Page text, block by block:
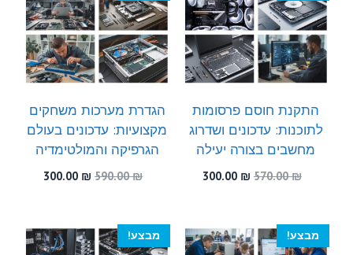
התקנת חוסם פרסומות
לתוכנות: עדכונים ושדרוג
מחשבים בצורה יעילה
570.00₪
המחיר
570.00 ₪.
300.00 ₪
300.00 ₪.
הגדרת מערכות משחקים
מקצועיות: עדכונים בעולם
הגרפיקה והמולטימדיה
590.00₪
המחיר
590.00 ₪.
300.00 ₪
המחיר
300.00 ₪.
מבצע! מבצע!